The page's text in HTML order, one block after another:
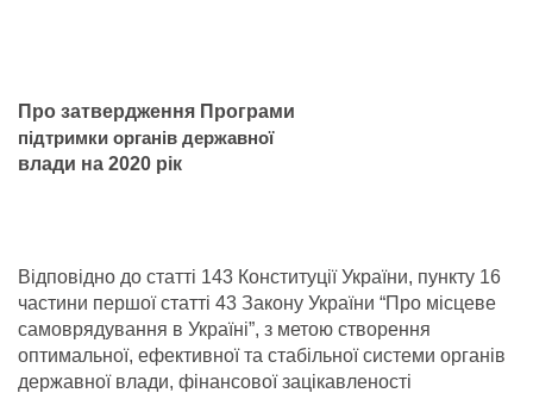
Про затвердження Програми
підтримки органів державної
влади на 2020 рік
Відповідно до статті 143 Конституції України, пункту 16
частини першої статті 43 Закону України “Про місцеве
самоврядування в Україні”, з метою створення
оптимальної, ефективної та стабільної системи органів
державної влади, фінансової зацікавленості